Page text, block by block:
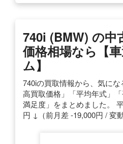
740i (BMW) の中
価格相場なら【
ム】
740iの買取情報から、気に
高買取価格」「平均年式」
満足度」をまとめました。
円 ↓（前月差 -19,000円 / 変